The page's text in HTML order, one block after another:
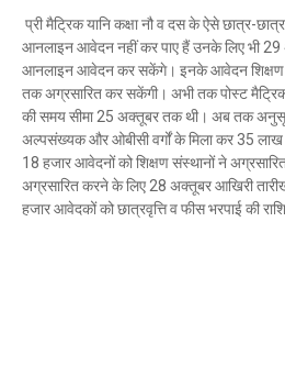
Mau:-सांप को हाथ में लपेटे में
Mau Beat Media-Nov 14 2022
Prayagraj:- इतिहास के पन्नों
Mau Beat Media-Sep 22 2024
प्री मैट्रिक यानि कक्षा नौ व दस के ऐसे छात्र-
आनलाइन आवेदन नहीं कर पाए हैं उनके लिए भी
आनलाइन आवेदन कर सकेंगे। इनके आवेदन शिक्षण
तक अग्रसारित कर सकेंगी। अभी तक पोस्ट
की समय सीमा 25 अक्तूबर तक थी। अब तक
अल्पसंख्यक और ओबीसी वर्गों के मिला कर 35
18 हजार आवेदनों को शिक्षण संस्थानों ने
अग्रसारित करने के लिए 28 अक्तूबर आखिरी
हजार आवेदकों को छात्रवृत्ति व फीस भरपाई की